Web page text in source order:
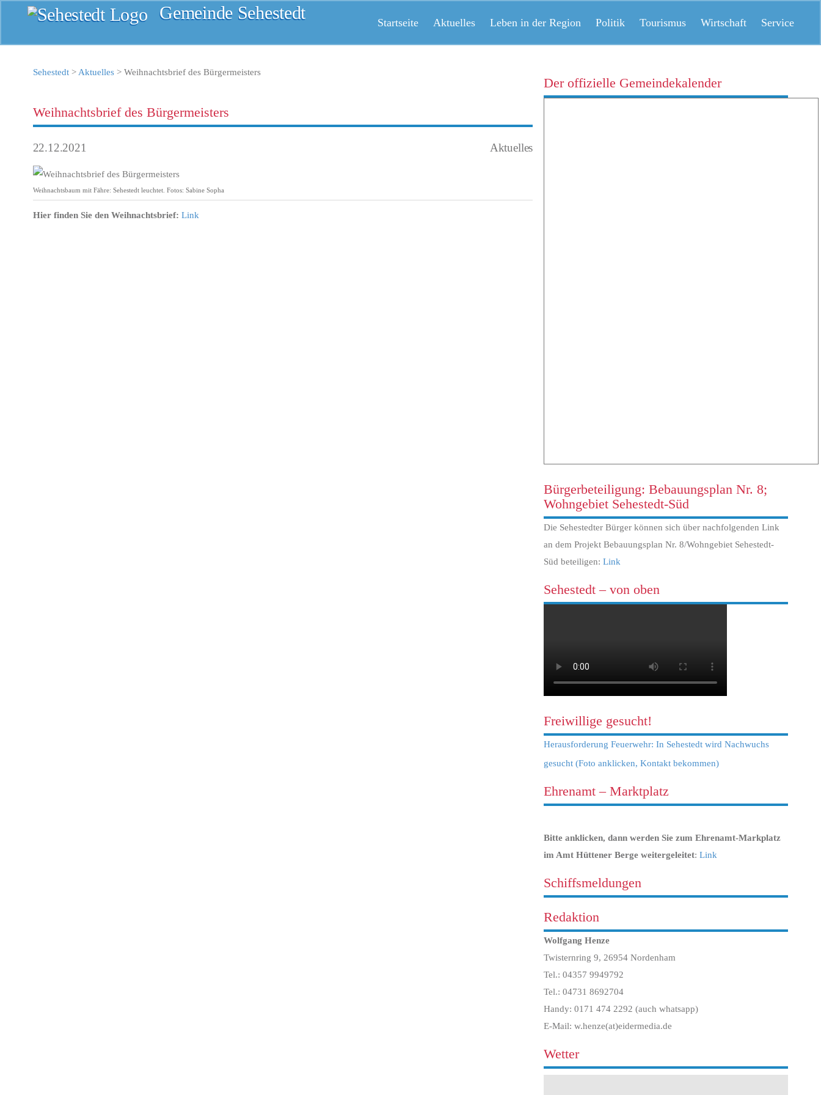
Gemeinde Sehestedt Startseite Aktuelles Leben in der Region Politik Tourismus Wirtschaft Service
Sehestedt> Aktuelles> Weihnachtsbrief des Bürgermeisters
Weihnachtsbrief des Bürgermeisters
22.12.2021 Aktuelles
Weihnachtsbaum mit Fähre: Sehestedt leuchtet. Fotos: Sabine Sopha
Hier finden Sie den Weihnachtsbrief: Link
Der offizielle Gemeindekalender
Bürgerbeteiligung: Bebauungsplan Nr. 8;
Wohngebiet Sehestedt-Süd
Die Sehestedter Bürger können sich über nachfolgenden Link
an dem Projekt Bebauungsplan Nr. 8/Wohngebiet Sehestedt-
Süd beteiligen:Link
Sehestedt – von oben
Freiwillige gesucht!
Herausforderung Feuerwehr: In Sehestedt wird Nachwuchs
gesucht (Foto anklicken, Kontakt bekommen)
Ehrenamt – Marktplatz
Bitte anklicken, dann werden Sie zum Ehrenamt-Markplatz
im Amt Hüttener Berge weitergeleitet:Link
Schiffsmeldungen
Redaktion
Wolfgang Henze
Twisternring 9, 26954 Nordenham
Tel.: 04357 9949792
Tel.: 04731 8692704
Handy: 0171 474 2292 (auch whatsapp)
E-Mail: w.henze(at)eidermedia.de
Wetter